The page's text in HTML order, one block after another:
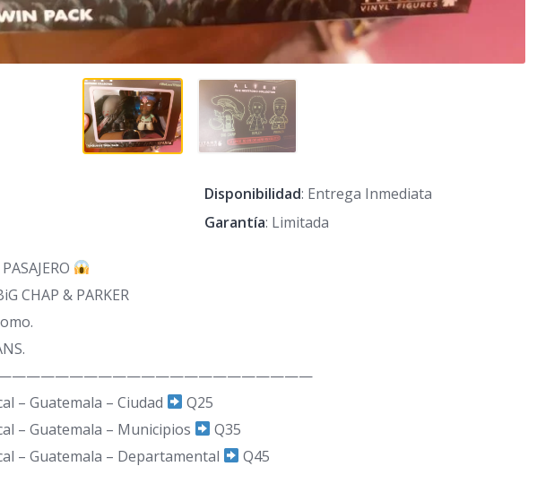
Disponibilidad: Entrega Inmediata
Garantía: Limitada
CHAP & PARKER
– Guatemala – Ciudad
Q25
– Guatemala – Municipios
Q35
– Guatemala – Departamental
Q45